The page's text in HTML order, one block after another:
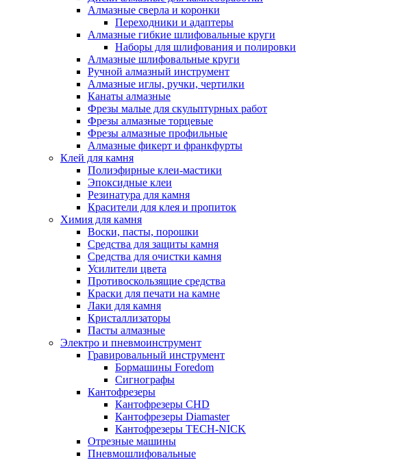
Алмазные сверла и коронки
Переходники и адаптеры
Алмазные гибкие шлифовальные круги
Наборы для шлифования и полировки
Алмазные шлифовальные круги
Ручной алмазный инструмент
Алмазные иглы, ручки, чертилки
Канаты алмазные
Фрезы малые для скульптурных работ
Фрезы алмазные торцевые
Фрезы алмазные профильные
Алмазные фикерт и франкфурты
Клей для камня
Полиэфирные клеи-мастики
Эпоксидные клеи
Резинатура для камня
Красители для клея и пропиток
Химия для камня
Воски, пасты, порошки
Средства для защиты камня
Средства для очистки камня
Усилители цвета
Противоскользящие средства
Краски для печати на камне
Лаки для камня
Кристаллизаторы
Пасты алмазные
Электро и пневмоинструмент
Гравировальный инструмент
Бормашины Foredom
Сигнографы
Кантофрезеры
Кантофрезеры CHD
Кантофрезеры Diamaster
Кантофрезеры TECH-NICK
Отрезные машины
Пневмошлифовальные